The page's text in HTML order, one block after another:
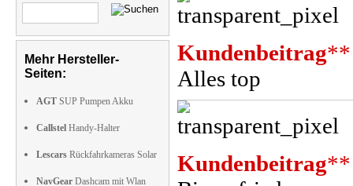
Mehr Hersteller-
Seiten:
AGT SUP Pumpen Akku
Callstel Handy-Halter
Lescars Rückfahrkameras Solar
NavGear Dashcam mit Wlan
Kundenbeitrag**
Alles top
Kundenbeitrag**